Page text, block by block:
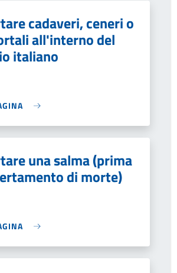
cadaveri, ceneri o
all'interno del
italiano
una salma (prima
di morte)